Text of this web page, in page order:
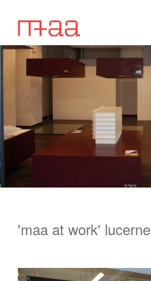
'maa at work' lucerne